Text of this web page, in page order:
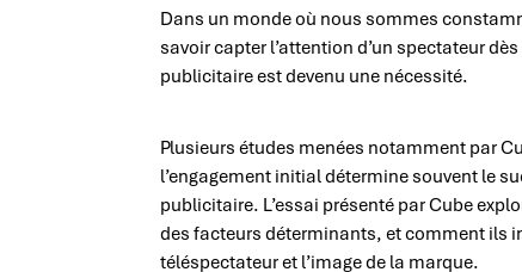
Dans un monde où nous sommes
savoir capter l’attention d’un spectateur
publicitaire est devenu une nécessité.
Plusieurs études menées notamment par
l’engagement initial détermine souvent le
publicitaire. L’essai présenté par Cube
des facteurs déterminants, et comment ils
téléspectateur et l’image de la marque.